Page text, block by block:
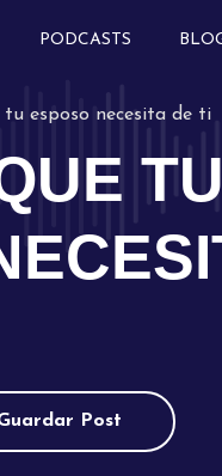
PODCASTS
tu esposo necesita de ti
TU
Post